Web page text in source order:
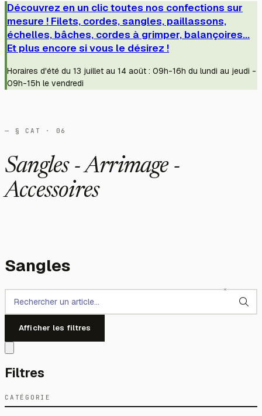
Découvrez en un clic toutes nos confections sur
mesure ! Filets, cordes, sangles, paillassons,
échelles, bâches, cordes à grimper, balançoires...
Et plus encore si vous le désirez !
Horaires d'été du 13 juillet au 14 août : 09h-16h du lundi au jeudi -
09h-15h le vendredi
— § CAT · 06
Sangles - Arrimage -
Accessoires
Sangles
Afficher les filtres
Filtres
CATÉGORIE